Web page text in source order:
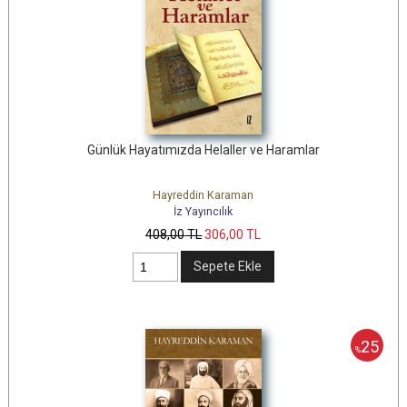
Günlük Hayatımızda Helaller ve Haramlar
Hayreddin Karaman
İz Yayıncılık
408,00TL306,00 TL
Sepete Ekle
%25